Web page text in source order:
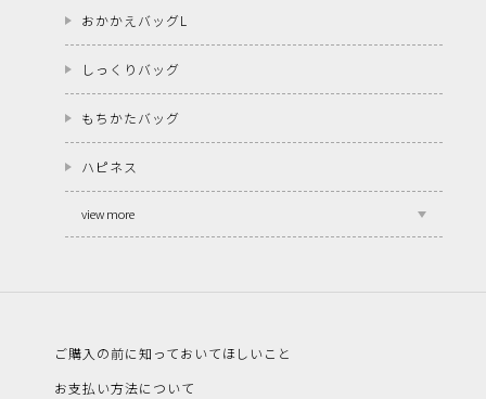
おかかえバッグL
しっくりバッグ
もちかたバッグ
ハピネス
view more
ご購入の前に知っておいてほしいこと
お支払い方法について